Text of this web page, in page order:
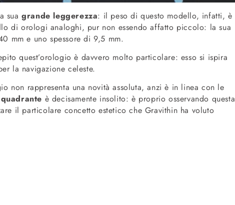
suagrande leggerezza: il peso di questo modello, infatti, è
di orologi analoghi, pur non essendo affatto piccolo: la sua
mm e uno spessore di 9,5 mm.
quest’orologio è davvero molto particolare: esso si ispira
la navigazione celeste.
non rappresenta una novità assoluta, anzi è in linea con le
quadrante è decisamente insolito: è proprio osservando questa
il particolare concetto estetico che Gravithin ha voluto